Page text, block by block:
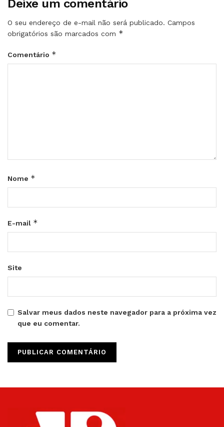
Deixe um comentário
O seu endereço de e-mail não será publicado. Campos
obrigatórios são marcados com *
Comentário *
Nome *
E-mail *
Site
Salvar meus dados neste navegador para a próxima vez
que eu comentar.